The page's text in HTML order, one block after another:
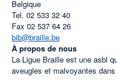
Belgique
Tel. 02 533 32 40
Fax 02 537 64 26
bib@braille.be
À propos de nous
La Ligue Braille est une asbl
aveugles et malvoyantes